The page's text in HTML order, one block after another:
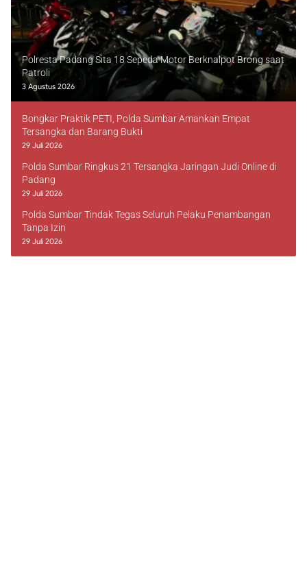
Polresta Padang Sita 18 Sepeda Motor Berknalpot Brong saat
Patroli
3 Agustus 2026
Bongkar Praktik PETI, Polda Sumbar Amankan Empat
Tersangka dan Barang Bukti
29 Juli 2026
Polda Sumbar Ringkus 21 Tersangka Jaringan Judi Online di
Padang
29 Juli 2026
Polda Sumbar Tindak Tegas Seluruh Pelaku Penambangan
Tanpa Izin
29 Juli 2026